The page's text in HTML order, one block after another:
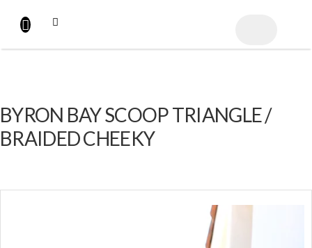
obsah
BYRON BAY SCOOP TRIANGLE /
BRAIDED CHEEKY